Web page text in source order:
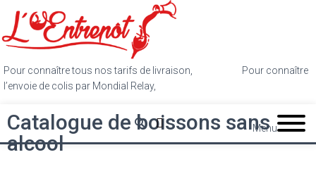
Pour connaître tous nos tarifs de livraison,
Pour connaître
l’envoie de colis par Mondial Relay,
Menu
Catalogue de boissons sans
alcool